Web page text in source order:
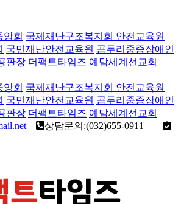
회 국제재난구조복지회 안전교육원
국민재난안전교육원 곰두리중증장애인
판장 더팩트타임즈 예담세계선교회
회 국제재난구조복지회 안전교육원
국민재난안전교육원 곰두리중증장애인
판장 더팩트타임즈 예담세계선교회
상담문의:(032)655-0911